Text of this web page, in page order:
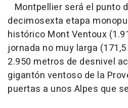
Montpellier será el punto
decimosexta etapa
histórico Mont Ventoux
jornada no muy larga
2.950 metros de desnivel
gigantón ventoso de la
puertas a unos Alpes que